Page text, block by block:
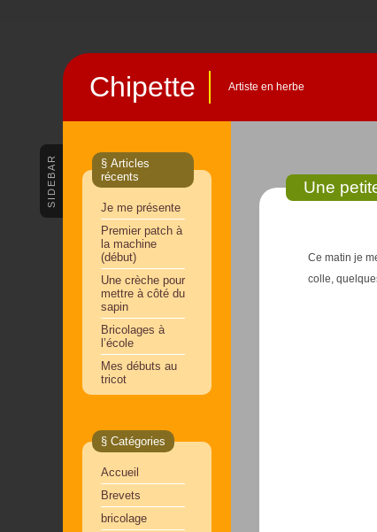
Chipette Artiste en herbe
SIDEBAR
§ Articles
récents
Je me présente
Premier patch à
la machine
(début)
Une crèche pour
mettre à côté du
sapin
Bricolages à
l’école
Mes débuts au
tricot
§ Catégories
Accueil
Brevets
bricolage
Une
Ce matin je
colle,